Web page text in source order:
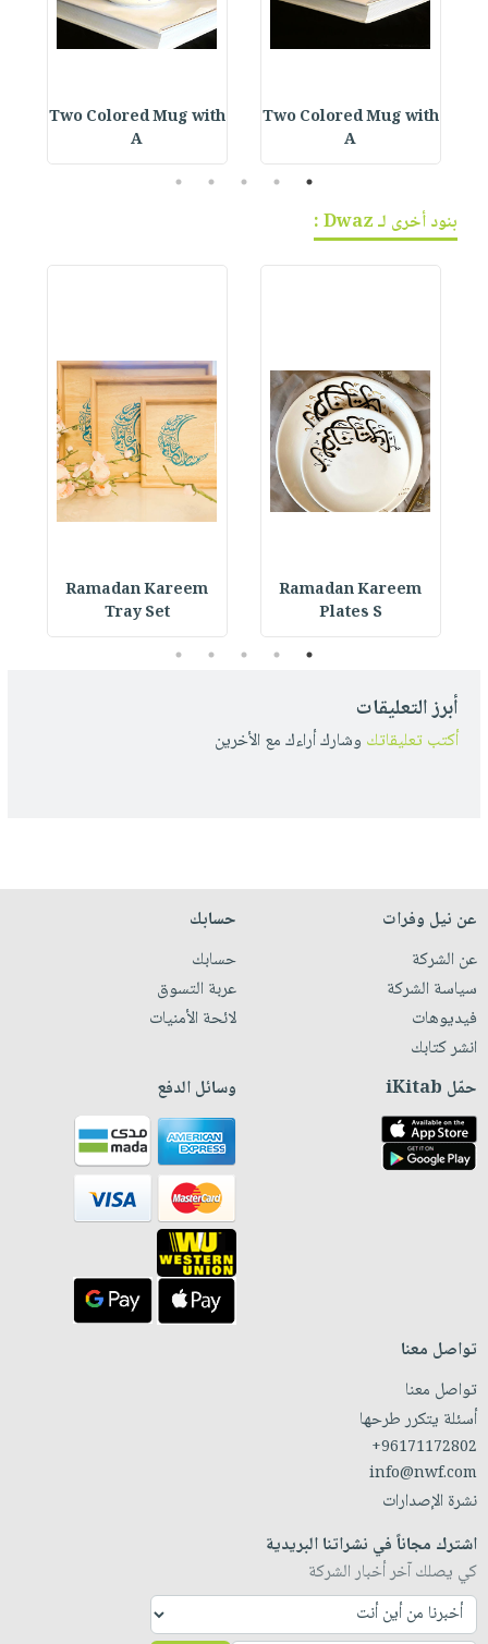
Two Colored Mug with
A
Two Colored Mug with
A
1
2
3
4
5
بنود أخرى لـ Dwaz :
Ramadan Kareem
Plates S
Ramadan Kareem
Tray Set
1
2
3
4
5
أبرز التعليقات
أكتب تعليقاتك وشارك أراءك مع الأخرين
عن نيل وفرات
عن الشركة
سياسة الشركة
فيديوهات
انشر كتابك
حسابك
حسابك
عربة التسوق
لائحة الأمنيات
حمّل iKitab وسائل الدفع
تواصل معنا
تواصل معنا
أسئلة يتكرر طرحها
+96171172802
info@nwf.com
نشرة الإصدارات
اشترك مجاناً في نشراتنا البريدية
كي يصلك آخر أخبار الشركة